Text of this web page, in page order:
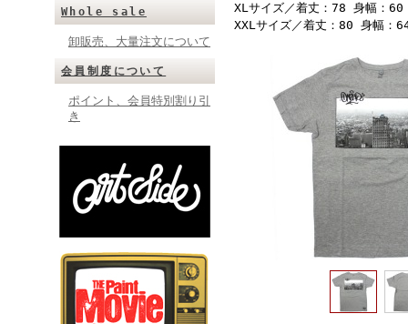
Whole sale
卸販売、大量注文について
会員制度について
ポイント、会員特別割り引
き
XLサイズ／着丈：78 身幅：60
XXLサイズ／着丈：80 身幅：